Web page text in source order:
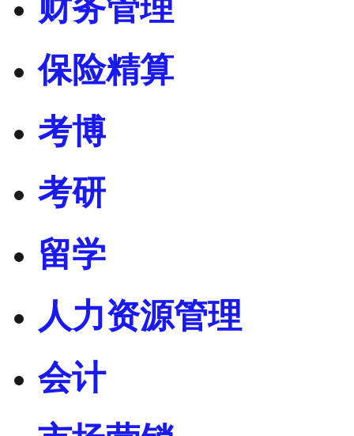
财务管理
保险精算
考博
考研
留学
人力资源管理
会计